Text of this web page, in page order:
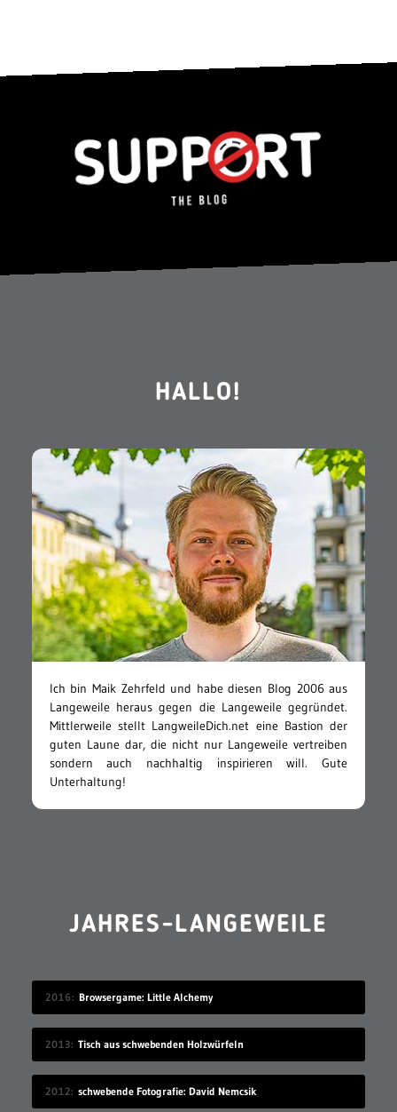
HALLO!
Ich bin Maik Zehrfeld und habe diesen Blog 2006 aus
Langeweile heraus gegen die Langeweile gegründet.
Mittlerweile stellt LangweileDich.net eine Bastion der
guten Laune dar, die nicht nur Langeweile vertreiben
sondern auch nachhaltig inspirieren will. Gute
Unterhaltung!
JAHRES-LANGEWEILE
2016 Browsergame: Little Alchemy
2013 Tisch aus schwebenden Holzwürfeln
2012 schwebende Fotografie: David Nemcsik